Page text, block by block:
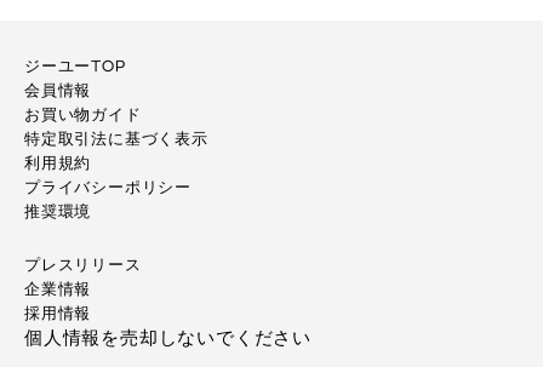
ジーユーTOP
会員情報
お買い物ガイド
特定取引法に基づく表示
利用規約
プライバシーポリシー
推奨環境
プレスリリース
企業情報
採用情報
個人情報を売却しないでください